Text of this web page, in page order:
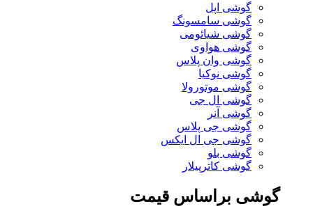
گوشی اپل
گوشی سامسونگ
گوشی شیائومی
گوشی هواوی
گوشی وان پلاس
گوشی نوکیا
گوشی موتورولا
گوشی ال جی
گوشی آنر
گوشی جی پلاس
گوشی جی ال ایکس
گوشی بلو
گوشی کاترپیلار
گوشی براساس قیمت